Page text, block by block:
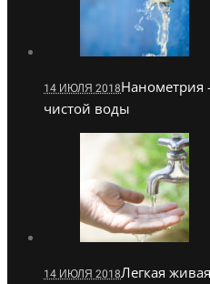
14 ИЮЛЯ 2018Нанометрия
чистой воды
14 ИЮЛЯ 2018Легкая